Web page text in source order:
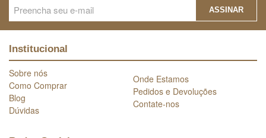
ASSINAR
Institucional
Sobre nós
Como Comprar
Blog
Dúvidas
Onde Estamos
Pedidos e Devoluções
Contate-nos